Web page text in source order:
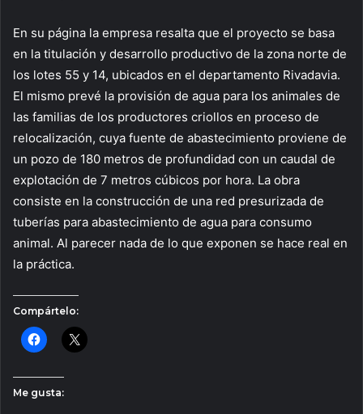
En su página la empresa resalta que el proyecto se basa
en la titulación y desarrollo productivo de la zona norte de
los lotes 55 y 14, ubicados en el departamento Rivadavia.
El mismo prevé la provisión de agua para los animales de
las familias de los productores criollos en proceso de
relocalización, cuya fuente de abastecimiento proviene de
un pozo de 180 metros de profundidad con un caudal de
explotación de 7 metros cúbicos por hora. La obra
consiste en la construcción de una red presurizada de
tuberías para abastecimiento de agua para consumo
animal. Al parecer nada de lo que exponen se hace real en
la práctica.
Compártelo:
Me gusta: